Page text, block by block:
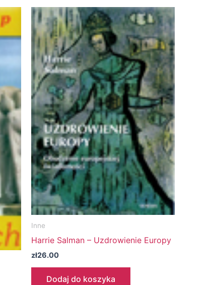
Inne
Harrie Salman – Uzdrowienie Europy
zł26.00
Dodaj do koszyka